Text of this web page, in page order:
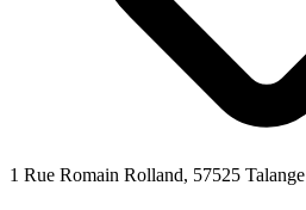
1 Rue Romain Rolland, 57525 Talange